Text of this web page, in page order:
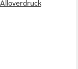
Alloverdruck